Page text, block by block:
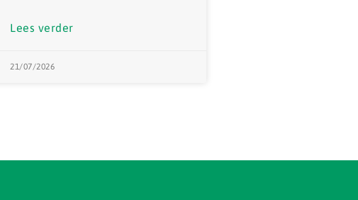
Lees verder
21/07/2026